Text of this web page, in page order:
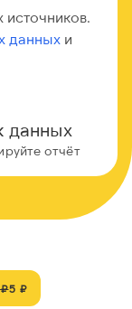
данных и
данных
отчёт
5 ₽